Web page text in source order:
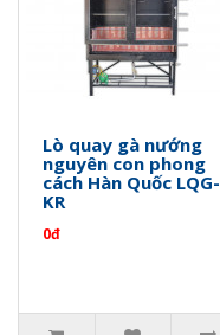
Lò quay gà nướng
nguyên con phong
cách Hàn Quốc LQG-
KR
0đ